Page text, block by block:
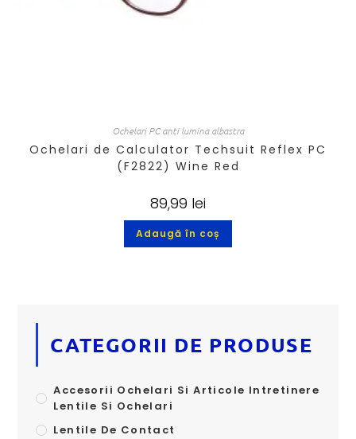
Ochelari PC anti lumina albastra
Ochelari de Calculator Techsuit Reflex PC
(F2822) Wine Red
89,99 lei
Adaugă în coș
CATEGORII DE PRODUSE
Accesorii Ochelari Si Articole Intretinere
Lentile Si Ochelari
Lentile De Contact